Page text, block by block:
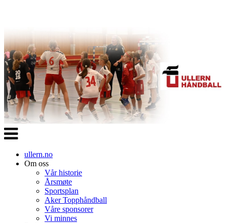
Veksle
navigasjon
ullern.no
Om oss
Vår historie
Årsmøte
Sportsplan
Aker Topphåndball
Våre sponsorer
Vi minnes